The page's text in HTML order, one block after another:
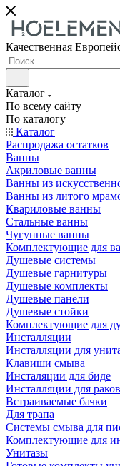
Качественная
Каталог
По всему сайту
По каталогу
Каталог
Распродажа остатков
Ванны
Акриловые ванны
Ванны из
Ванны из литого
Квариловые ванны
Стальные ванны
Чугунные ванны
Комплектующие для
Душевые системы
Душевые гарнитуры
Душевые комплекты
Душевые панели
Душевые стойки
Комплектующие для
Инсталляции
Инсталляции для
Клавиши смыва
Инсталяции для биде
Инсталляции для
Встраиваемые бачки
Для трапа
Системы смыва для
Комплектующие для
Унитазы